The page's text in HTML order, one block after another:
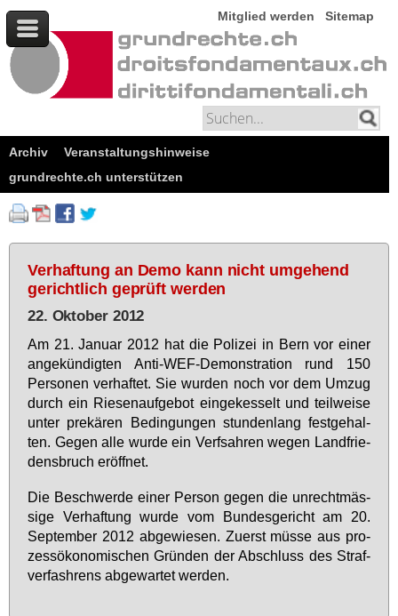
Mitglied werden Sitemap
Archiv
Veranstaltungshinweise
grundrechte.ch unterstützen
Verhaftung an Demo kann nicht umgehend
gerichtlich geprüft werden
22. Oktober 2012
Am 21. Ja­nu­ar 2012 hat die Po­li­zei in Bern vor ei­ner
an­ge­kün­dig­ten An­ti-WEF-De­mons­tra­ti­on rund 150
Per­so­nen ver­haf­tet. Sie wur­den noch vor dem Um­zug
durch ein Rie­sen­auf­ge­bot ein­ge­kes­selt und teil­wei­se
un­ter pre­kä­ren Be­din­gun­gen stun­den­lang fest­ge­hal­
ten. Ge­gen al­le wur­de ein Verfsah­ren we­gen Land­frie­
dens­bruch er­öff­net.
Die Be­schwer­de ei­ner Per­son ge­gen die un­recht­mäs­
si­ge Ver­haf­tung wur­de vom Bun­des­ge­richt am 20.
Sep­tem­ber 2012 ab­ge­wie­sen. Zu­erst müs­se aus pro­
zess­öko­no­mi­schen Grün­den der Ab­schluss des Straf­
ver­fa­shrens ab­ge­war­tet wer­den.